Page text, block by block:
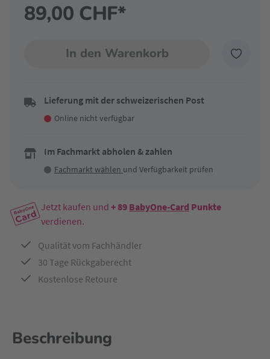
89,00 CHF*
In den Warenkorb
Lieferung mit der schweizerischen Post
Online nicht verfügbar
Im Fachmarkt abholen & zahlen
Fachmarkt wählen und Verfügbarkeit prüfen
Jetzt kaufen und + 89 BabyOne-Card Punkte
verdienen.
Qualität vom Fachhändler
30 Tage Rückgaberecht
Kostenlose Retoure
Beschreibung